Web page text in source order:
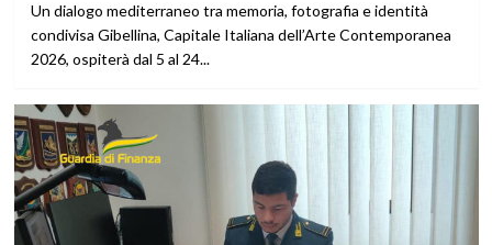
Un dialogo mediterraneo tra memoria, fotografia e identità
condivisa Gibellina, Capitale Italiana dell’Arte Contemporanea
2026, ospiterà dal 5 al 24...